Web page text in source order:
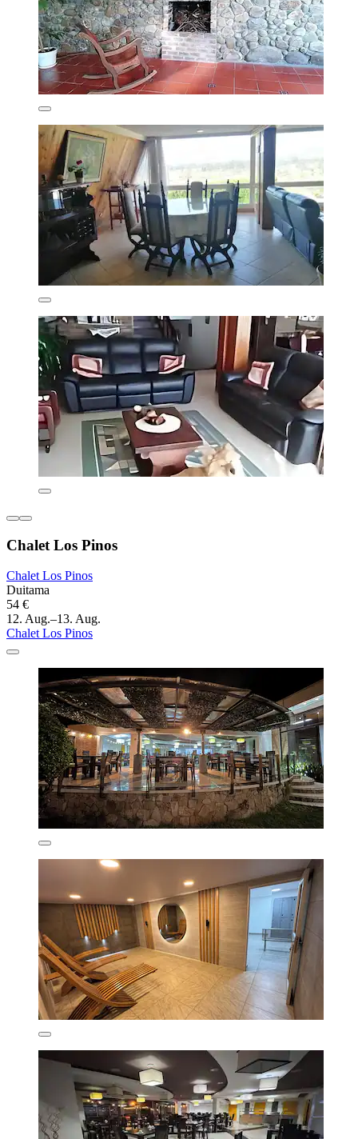
Chalet Los Pinos
Chalet Los Pinos
Duitama
54 €
12. Aug.–13. Aug.
Chalet Los Pinos